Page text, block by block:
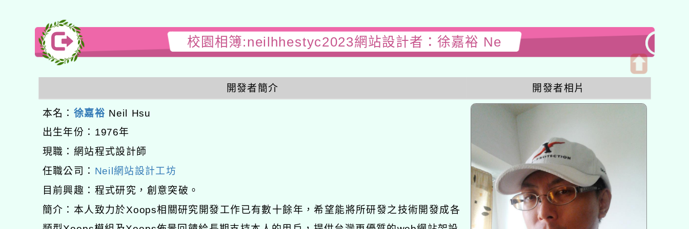
開
上
校園相簿:neilhhestyc2023網站設計者：徐嘉裕 Ne
開發者簡介 開發者相片
本名： 徐嘉裕 Neil Hsu
出生年份：1976年
現職：網站程式設計師
任職公司： Neil網站設計工坊
目前興趣：程式研究，創意突破。
簡介：本人致力於Xoops相關研究開發工作已有數十餘年，希望能將所研發之技術開發成各